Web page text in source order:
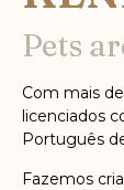
Pets
Com mais
licenciados
Português
Fazemos